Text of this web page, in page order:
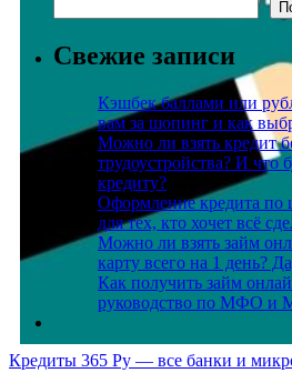
Свежие записи
Кэшбек баллами или
вам за шопинг и как
Можно ли взять кредит
трудоустройства? И что
кредиту?
Оформление кредита по
для тех, кто хочет всё
Можно ли взять займ
карту всего на 1 день?
Как получить займ
руководство по МФО и
Кредиты 365 Ру — все банки и